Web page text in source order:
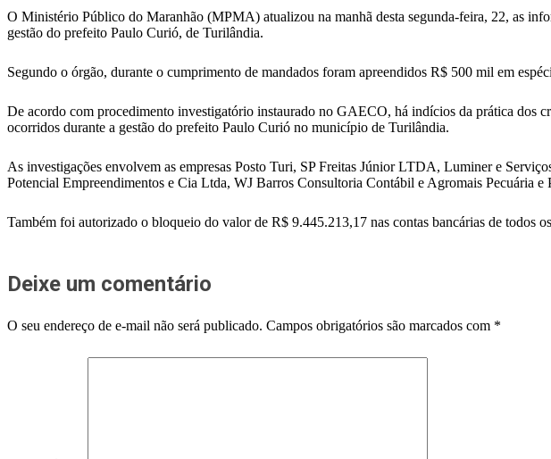
WhatsApp
O Ministério Público do Maranhão (MPMA) atualizou na manhã desta segunda-feira, 22, as
gestão do prefeito Paulo Curió, de Turilândia.
Segundo o órgão, durante o cumprimento de mandados foram apreendidos R$ 500 mil em
De acordo com procedimento investigatório instaurado no GAECO, há indícios da prática dos
ocorridos durante a gestão do prefeito Paulo Curió no município de Turilândia.
As investigações envolvem as empresas Posto Turi, SP Freitas Júnior LTDA, Luminer e
Potencial Empreendimentos e Cia Ltda, WJ Barros Consultoria Contábil e Agromais Pecuária
Também foi autorizado o bloqueio do valor de R$ 9.445.213,17 nas contas bancárias de todos
Deixe um comentário
O seu endereço de e-mail não será publicado. Campos obrigatórios são marcados com *